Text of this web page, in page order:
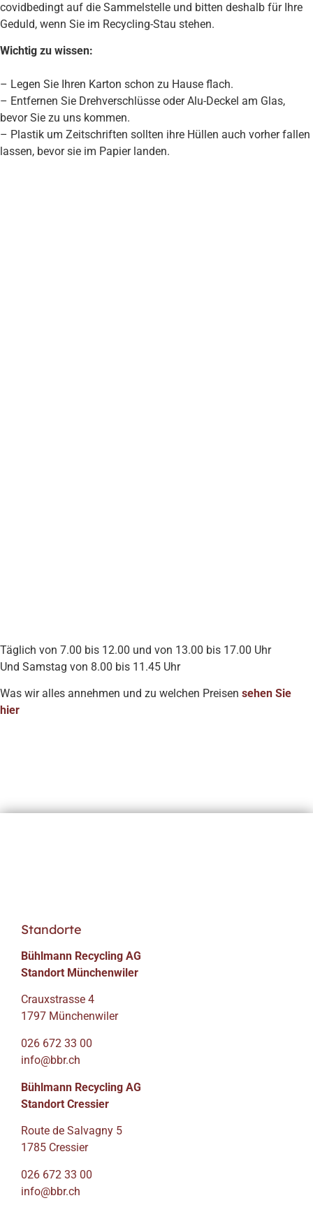
covidbedingt auf die Sammelstelle und bitten deshalb für Ihre
Geduld, wenn Sie im Recycling-Stau stehen.
Wichtig zu wissen:
– Legen Sie Ihren Karton schon zu Hause flach.
– Entfernen Sie Drehverschlüsse oder Alu-Deckel am Glas,
bevor Sie zu uns kommen.
– Plastik um Zeitschriften sollten ihre Hüllen auch vorher fallen
lassen, bevor sie im Papier landen.
Täglich von 7.00 bis 12.00 und von 13.00 bis 17.00 Uhr
Und Samstag von 8.00 bis 11.45 Uhr
Was wir alles annehmen und zu welchen Preisen sehen Sie
hier
Standorte
Bühlmann Recycling AG
Standort Münchenwiler
Crauxstrasse 4
1797 Münchenwiler
026 672 33 00
info@bbr.ch
Bühlmann Recycling AG
Standort Cressier
Route de Salvagny 5
1785 Cressier
026 672 33 00
info@bbr.ch